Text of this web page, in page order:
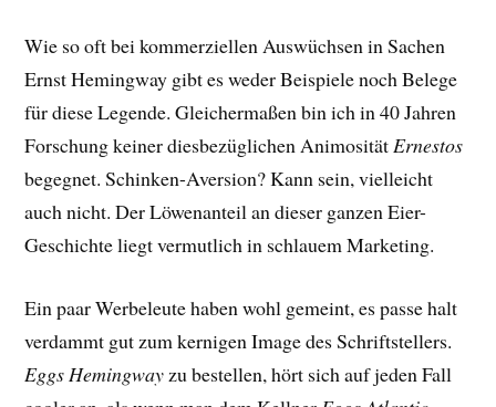
Wie so oft bei kommerziellen Auswüchsen in Sachen
Ernst Hemingway gibt es weder Beispiele noch Belege
für diese Legende. Gleichermaßen bin ich in 40 Jahren
Forschung keiner diesbezüglichen AnimositätErnestos
begegnet. Schinken-Aversion? Kann sein, vielleicht
auch nicht. Der Löwenanteil an dieser ganzen Eier-
Geschichte liegt vermutlich in schlauem Marketing.
Ein paar Werbeleute haben wohl gemeint, es passe halt
verdammt gut zum kernigen Image des Schriftstellers.
Eggs Hemingwayzu bestellen, hört sich auf jeden Fall